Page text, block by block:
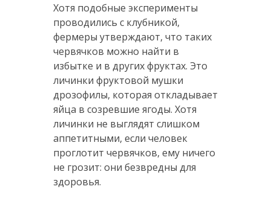
Хотя подобные эксперименты
проводились с клубникой,
фермеры утверждают, что таких
червячков можно найти в
избытке и в других фруктах. Это
личинки фруктовой мушки
дрозофилы, которая откладывает
яйца в созревшие ягоды. Хотя
личинки не выглядят слишком
аппетитными, если человек
проглотит червячков, ему ничего
не грозит: они безвредны для
здоровья.